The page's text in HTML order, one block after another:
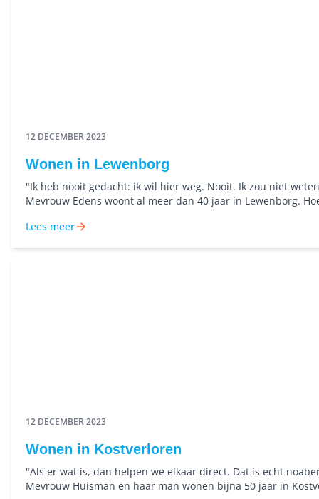
12 DECEMBER 2023
Wonen in Lewenborg
"Ik heb nooit gedacht: ik wil hier weg. Nooit. Ik zou niet
Mevrouw Edens woont al meer dan 40 jaar in Lewenborg.
Lees meer
12 DECEMBER 2023
Wonen in Kostverloren
"Als er wat is, dan helpen we elkaar direct. Dat is echt
Mevrouw Huisman en haar man wonen bijna 50 jaar in